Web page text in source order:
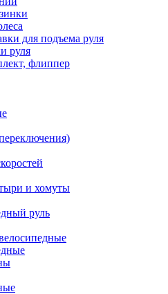
для подъема руля
руля
флиппер
и хомуты
руль